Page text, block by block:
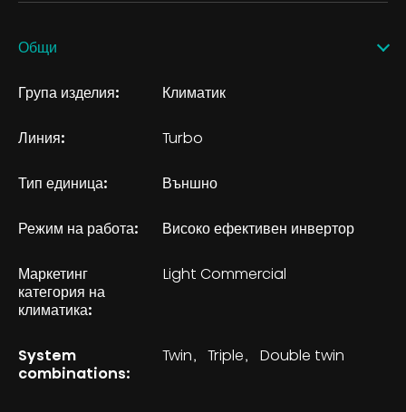
Общи
Група изделия: Климатик
Линия: Turbo
Тип единица: Външно
Режим на работа: Високо ефективен инвертор
Маркетинг
категория на
климатика:
Light Commercial
System
combinations:
Twin Triple Double twin